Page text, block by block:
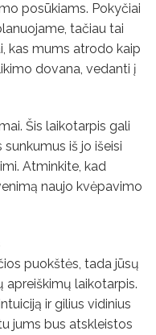
posūkiams. Pokyčiai
tačiau tai
kas mums atrodo kaip
dovana, vedanti į
Šis laikotarpis gali
iš jo išeisi
Atminkite, kad
naujo kvėpavimo
puokštės, tada jūsų
apreiškimų laikotarpis.
ir gilius vidinius
jums bus atskleistos